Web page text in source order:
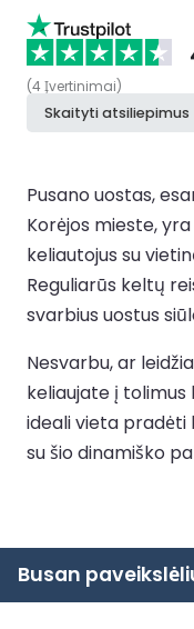
(4 Įvertinimai)
Skaityti atsiliepimus
Pusano uostas,
Korėjos mieste,
keliautojus su
Reguliarūs keltų
svarbius uostus
Nesvarbu, ar
keliaujate į tolimus
ideali vieta pradėti
su šio dinamiško
Busan